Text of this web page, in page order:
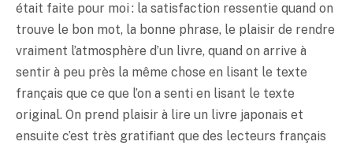
était faite pour moi : la satisfaction ressentie quand on
trouve le bon mot, la bonne phrase, le plaisir de rendre
vraiment l’atmosphère d’un livre, quand on arrive à
sentir à peu près la même chose en lisant le texte
français que ce que l’on a senti en lisant le texte
original. On prend plaisir à lire un livre japonais et
ensuite c’est très gratifiant que des lecteurs français